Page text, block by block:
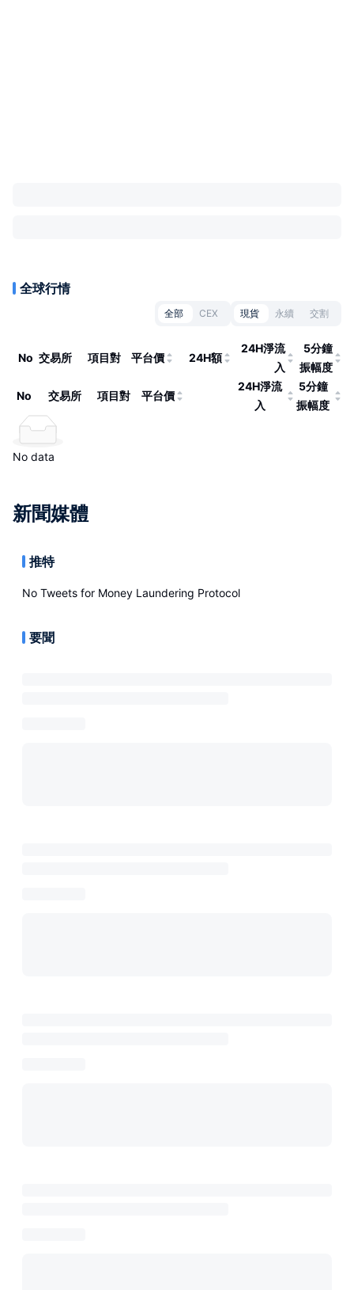
全球行情
全部 CEX 現貨 永續 交割
No 交易所 項目對 平台價 24H額
24H淨流
入
5分鐘
振幅度
No 交易所 項目對 平台價
24H淨流
入
5分鐘
振幅度
No data
新聞媒體
推特
No Tweets for Money Laundering Protocol
要聞